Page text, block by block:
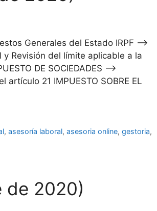
Generales del Estado IRPF –>
Revisión del límite aplicable a la
DE SOCIEDADES –>
21 IMPUESTO SOBRE EL
,asesoría laboral,asesoria online,gestoria,
de 2020)